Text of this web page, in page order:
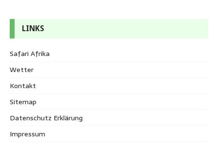
LINKS
Safari Afrika
Wetter
Kontakt
Sitemap
Datenschutz Erklärung
Impressum